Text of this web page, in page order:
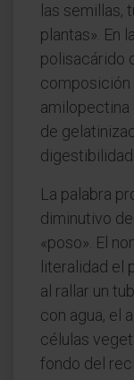
las semillas,
plantas». En
polisacárido
composición
amilopectina
de
digestibilidad.
La palabra
diminutivo de
«poso». El
literalidad el
al rallar un
con agua, el
células
fondo del